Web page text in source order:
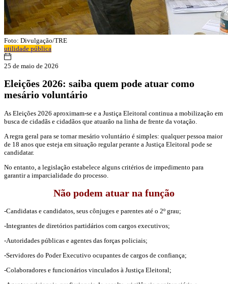
Foto: Divulgação/TRE
utilidade pública
25 de maio de 2026
Eleições 2026: saiba quem pode atuar como
mesário voluntário
As Eleições 2026 aproximam-se e a Justiça Eleitoral continua a mobilização em
busca de cidadãs e cidadãos que atuarão na linha de frente da votação.
A regra geral para se tornar mesário voluntário é simples: qualquer pessoa maior
de 18 anos que esteja em situação regular perante a Justiça Eleitoral pode se
candidatar.
No entanto, a legislação estabelece alguns critérios de impedimento para
garantir a imparcialidade do processo.
Não podem atuar na função
-Candidatas e candidatos, seus cônjuges e parentes até o 2º grau;
-Integrantes de diretórios partidários com cargos executivos;
-Autoridades públicas e agentes das forças policiais;
-Servidores do Poder Executivo ocupantes de cargos de confiança;
-Colaboradores e funcionários vinculados à Justiça Eleitoral;